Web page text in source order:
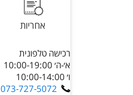
אחריות
רכישה טלפונית
א׳-ה׳ 10:00-19:00
ו׳ 10:00-14:00
073-727-5072